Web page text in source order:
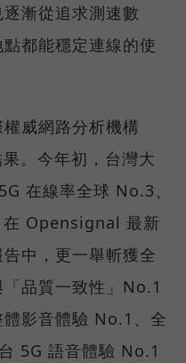
漸從追求測速數
都能穩定連線的使
威網路分析機構
。今年初，台灣大
在線率全球 No.3、
在 Opensignal 最新
中，更一舉斬獲全
品質一致性」No.1
影音體驗 No.1、全
5G 語音體驗 No.1